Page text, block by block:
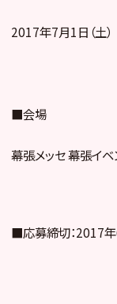
2017年7月1日（土）
■会場
幕張メッセ 幕張イ
■応募締切：2017